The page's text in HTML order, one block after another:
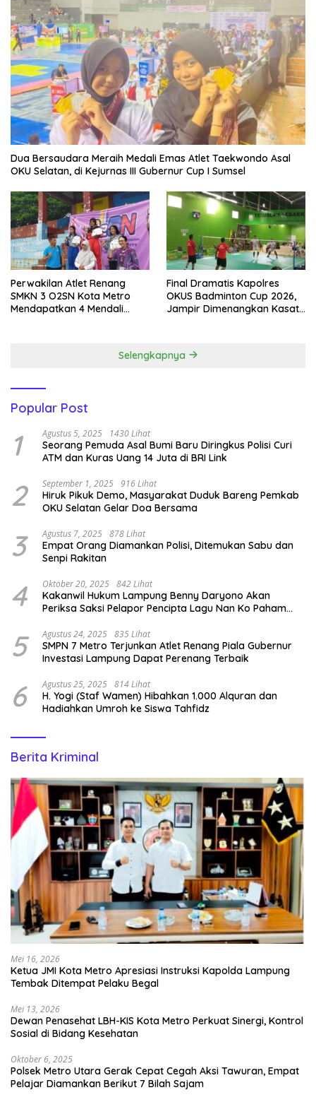
Dua Bersaudara Meraih Medali Emas Atlet Taekwondo Asal
OKU Selatan, di Kejurnas III Gubernur Cup I Sumsel
Perwakilan Atlet Renang
SMKN 3 O2SN Kota Metro
Mendapatkan 4 Mendali
Final Dramatis Kapolres
OKUS Badminton Cup 2026,
Jampir Dimenangkan Kasat
Selengkapnya
Popular Post
1 Agustus 5, 2025 1430 Lihat
Seorang Pemuda Asal Bumi Baru Diringkus Polisi Curi
ATM dan Kuras Uang 14 Juta di BRI Link
2 September 1, 2025 916 Lihat
Hiruk Pikuk Demo, Masyarakat Duduk Bareng Pemkab
OKU Selatan Gelar Doa Bersama
3 Agustus 7, 2025 878 Lihat
Empat Orang Diamankan Polisi, Ditemukan Sabu dan
Senpi Rakitan
4 Oktober 20, 2025 842 Lihat
Kakanwil Hukum Lampung Benny Daryono Akan
Periksa Saksi Pelapor Pencipta Lagu Nan Ko Paham
5 Agustus 24, 2025 835 Lihat
SMPN 7 Metro Terjunkan Atlet Renang Piala Gubernur
Investasi Lampung Dapat Perenang Terbaik
6 Agustus 25, 2025 814 Lihat
H. Yogi (Staf Wamen) Hibahkan 1.000 Alquran dan
Hadiahkan Umroh ke Siswa Tahfidz
Berita Kriminal
Mei 16, 2026
Ketua JMI Kota Metro Apresiasi Instruksi Kapolda Lampung
Tembak Ditempat Pelaku Begal
Mei 13, 2026
Dewan Penasehat LBH-KIS Kota Metro Perkuat Sinergi, Kontrol
Sosial di Bidang Kesehatan
Oktober 6, 2025
Polsek Metro Utara Gerak Cepat Cegah Aksi Tawuran, Empat
Pelajar Diamankan Berikut 7 Bilah Sajam